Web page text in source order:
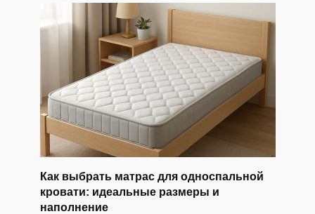
Как выбрать матрас для односпальной
кровати: идеальные размеры и
наполнение